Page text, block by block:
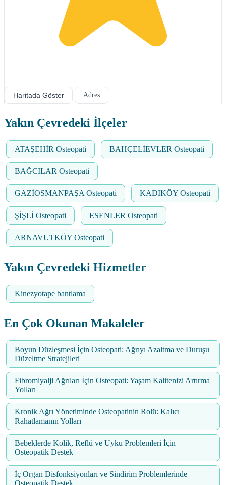
Haritada Göster Adres
Yakın Çevredeki İlçeler
ATAŞEHİR Osteopati BAHÇELİEVLER Osteopati
BAĞCILAR Osteopati
GAZİOSMANPAŞA Osteopati KADIKÖY Osteopati
ŞİŞLİ Osteopati ESENLER Osteopati
ARNAVUTKÖY Osteopati
Yakın Çevredeki Hizmetler
Kinezyotape bantlama
En Çok Okunan Makaleler
Boyun Düzleşmesi İçin Osteopati: Ağrıyı Azaltma ve Duruşu
Düzeltme Stratejileri
Fibromiyalji Ağrıları İçin Osteopati: Yaşam Kalitenizi Artırma
Yolları
Kronik Ağrı Yönetiminde Osteopatinin Rolü: Kalıcı
Rahatlamanın Yolları
Bebeklerde Kolik, Reflü ve Uyku Problemleri İçin
Osteopatik Destek
İç Organ Disfonksiyonları ve Sindirim Problemlerinde
Osteopatik Destek